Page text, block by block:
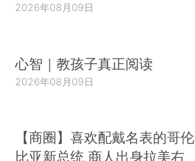
2026年08月09日
心智｜教孩子真正阅读
2026年08月09日
【商圈】喜欢配戴名表的哥伦
比亚新总统 商人出身拉美右